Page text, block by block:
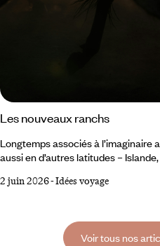
Les nouveaux ranchs
Longtemps associés à l’imaginaire
aussi en d’autres latitudes –
des zones peu densément habitées,
parmi les plus singuliers.
2 juin 2026-Idées voyage
Voir tous nos